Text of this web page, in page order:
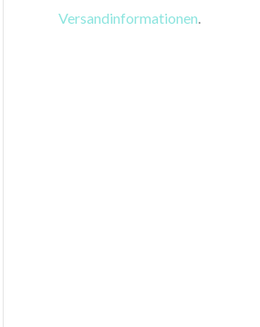
Versandinformationen